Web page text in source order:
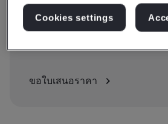
ขอใบเสนอราคา:
ขอใบเสนอราคา
Cookies settings